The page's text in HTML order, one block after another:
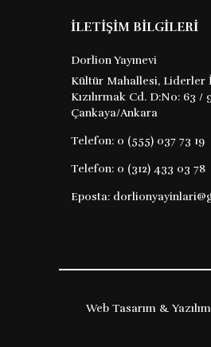
Yayın Evi : XX
frederick pollock un kısa
tarihi adlı eseri siyaset
ve dünya tarihindeki
teorileri derinlemesine ele
120 TL Satın Al
İLETİŞİM BİLGİLERİ
Dorlion Yayınevi
Kültür Mahallesi, Liderler
Kızılırmak Cd. D:No: 63 /
Çankaya/Ankara
Telefon: 0 (555) 037 73 19
Telefon: 0 (312) 433 03 78
Eposta:
Web Tasarım & Yazılım